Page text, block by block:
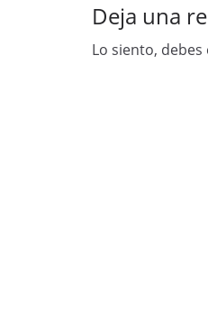
Deja una
Lo siento, debes